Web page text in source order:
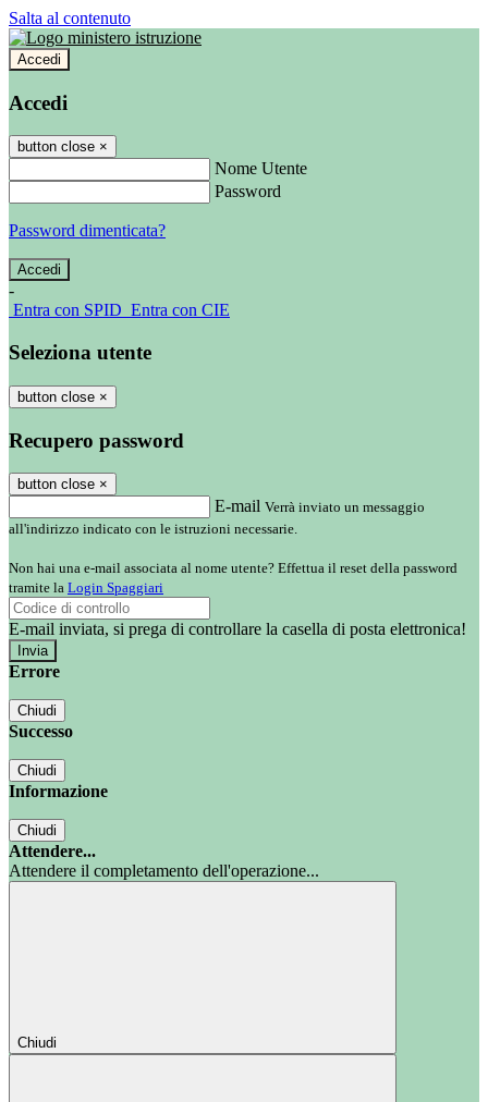
Salta al contenuto
Accedi
Accedi
button close ×
Nome Utente
Password
Password dimenticata?
-
Entra con SPID Entra con CIE
Seleziona utente
button close ×
Recupero password
button close ×
E-mail Verrà inviato un messaggio
all'indirizzo indicato con le istruzioni necessarie.
Non hai una e-mail associata al nome utente? Effettua il reset della password
tramite la Login Spaggiari
E-mail inviata, si prega di controllare la casella di posta elettronica!
Errore
Chiudi
Successo
Chiudi
Informazione
Chiudi
Attendere...
Attendere il completamento dell'operazione...
Chiudi